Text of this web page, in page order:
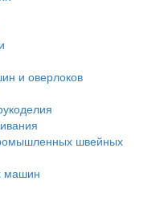
и оверлоков
швейных
машин